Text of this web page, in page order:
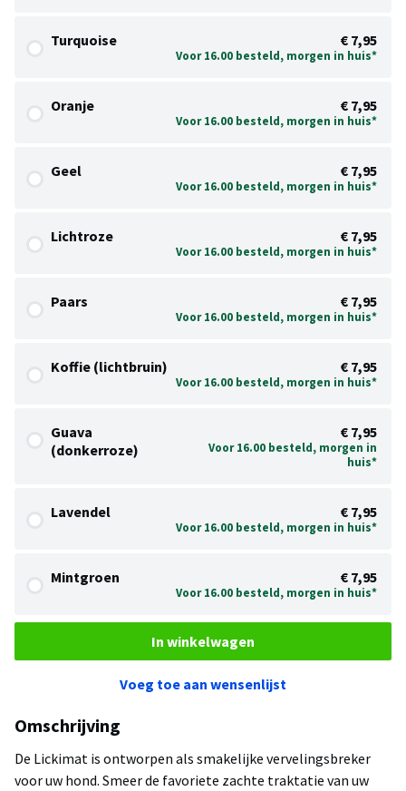
Turquoise € 7,95
Voor 16.00 besteld, morgen in huis*
Oranje € 7,95
Voor 16.00 besteld, morgen in huis*
Geel € 7,95
Voor 16.00 besteld, morgen in huis*
Lichtroze € 7,95
Voor 16.00 besteld, morgen in huis*
Paars € 7,95
Voor 16.00 besteld, morgen in huis*
Koffie (lichtbruin) € 7,95
Voor 16.00 besteld, morgen in huis*
Guava
(donkerroze)
€ 7,95
Voor 16.00 besteld, morgen in
huis*
Lavendel € 7,95
Voor 16.00 besteld, morgen in huis*
Mintgroen € 7,95
Voor 16.00 besteld, morgen in huis*
In winkelwagen
Voeg toe aan wensenlijst
Omschrijving
De Lickimat is ontworpen als smakelijke vervelingsbreker
voor uw hond. Smeer de favoriete zachte traktatie van uw